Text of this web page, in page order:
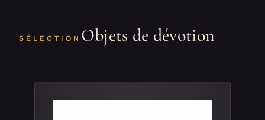
SÉLECTION Objets de dévotion